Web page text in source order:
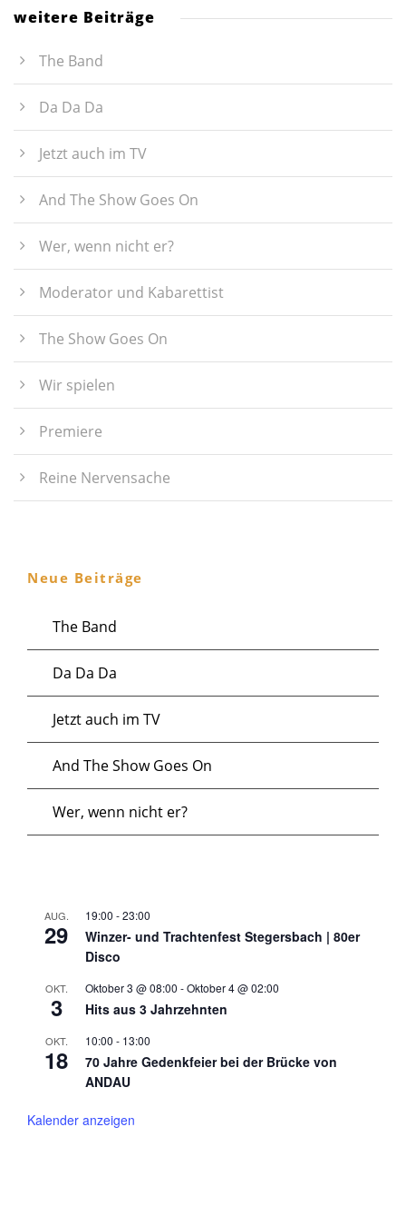
weitere Beiträge
The Band
Da Da Da
Jetzt auch im TV
And The Show Goes On
Wer, wenn nicht er?
Moderator und Kabarettist
The Show Goes On
Wir spielen
Premiere
Reine Nervensache
Neue Beiträge
The Band
Da Da Da
Jetzt auch im TV
And The Show Goes On
Wer, wenn nicht er?
AUG.
29
19:00 -23:00
Winzer- und Trachtenfest Stegersbach | 80er
Disco
OKT.
3
Oktober 3 @ 08:00 -Oktober 4 @ 02:00
Hits aus 3 Jahrzehnten
OKT.
18
10:00 - 13:00
70 Jahre Gedenkfeier bei der Brücke von
ANDAU
Kalender anzeigen